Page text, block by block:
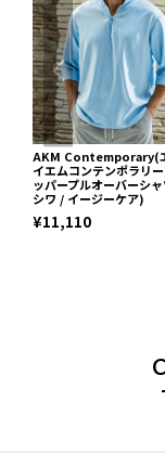
AKM Contemporary(
イエムコンテンポラリ
ッパープルオーバーシ
シワ / イージーケア)
¥11,110